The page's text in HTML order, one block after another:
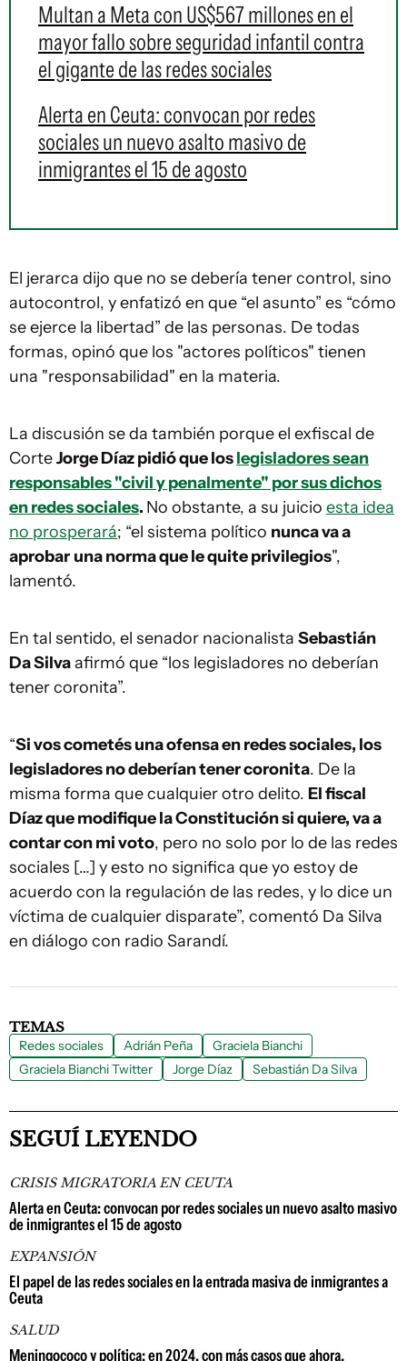
Multan a Meta con US$567 millones en el
mayor fallo sobre seguridad infantil contra
el gigante de las redes sociales
Alerta en Ceuta: convocan por redes
sociales un nuevo asalto masivo de
inmigrantes el 15 de agosto
El jerarca dijo que no se debería tener control, sino
autocontrol, y enfatizó en que “el asunto” es “cómo
se ejerce la libertad” de las personas. De todas
formas, opinó que los "actores políticos" tienen
una "responsabilidad" en la materia.
La discusión se da también porque el exfiscal de
CorteJorge Díaz pidió que loslegisladores sean
responsables "civil y penalmente" por sus dichos
en redes sociales. No obstante, a su juicio esta idea
no prosperará; “el sistema político nunca va a
aprobar una norma que le quite privilegios",
lamentó.
En tal sentido, el senador nacionalista Sebastián
Da Silvaafirmó que “los legisladores no deberían
tener coronita”.
“Si vos cometés una ofensa en redes sociales, los
legisladores no deberían tener coronita. De la
misma forma que cualquier otro delito. El fiscal
Díaz que modifique la Constitución si quiere, va a
contar con mi voto, pero no solo por lo de las redes
sociales […] y esto no significa que yo estoy de
acuerdo con la regulación de las redes, y lo dice un
víctima de cualquier disparate”, comentó Da Silva
en diálogo con radio Sarandí.
TEMAS
Redes sociales Adrián Peña
Graciela Bianchi
Graciela Bianchi Twitter
Jorge Díaz Sebastián Da Silva
SEGUÍ LEYENDO
CRISIS MIGRATORIA EN CEUTA
Alerta en Ceuta: convocan por redes sociales un nuevo asalto masivo
de inmigrantes el 15 de agosto
EXPANSIÓN
El papel de las redes sociales en la entrada masiva de inmigrantes a
Ceuta
SALUD
Meningococo y política: en 2024, con más casos que ahora,